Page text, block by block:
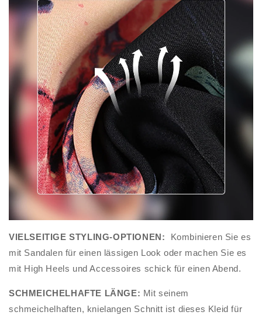
VIELSEITIGE STYLING-OPTIONEN: Kombinieren Sie es
mit Sandalen für einen lässigen Look oder machen Sie es
mit High Heels und Accessoires schick für einen Abend.
SCHMEICHELHAFTE LÄNGE: Mit seinem
schmeichelhaften, knielangen Schnitt ist dieses Kleid für